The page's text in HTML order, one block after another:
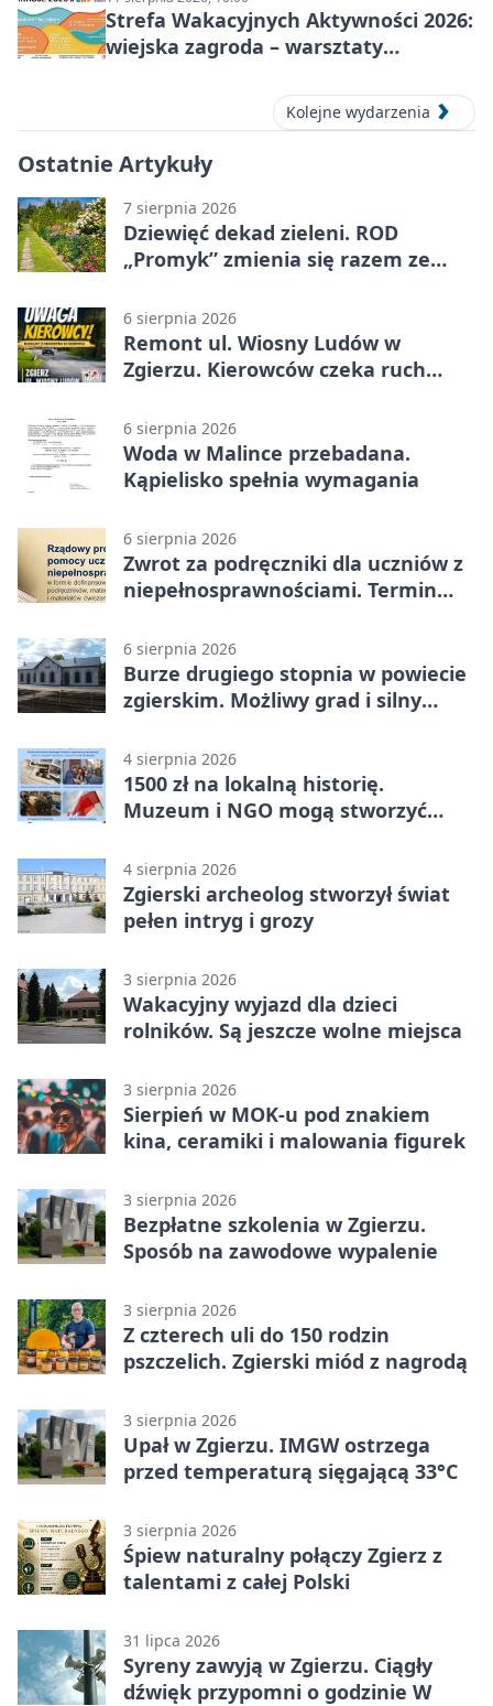
Strefa Wakacyjnych Aktywności 2026:
wiejska zagroda – warsztaty
Kolejne wydarzenia
Ostatnie Artykuły
7 sierpnia 2026
Dziewięć dekad zieleni. ROD
„Promyk” zmienia się razem ze
6 sierpnia 2026
Remont ul. Wiosny Ludów w
Zgierzu. Kierowców czeka ruch
6 sierpnia 2026
Woda w Malince przebadana.
Kąpielisko spełnia wymagania
6 sierpnia 2026
Zwrot za podręczniki dla uczniów z
niepełnosprawnościami. Termin
6 sierpnia 2026
Burze drugiego stopnia w powiecie
zgierskim. Możliwy grad i silny
4 sierpnia 2026
1500 zł na lokalną historię.
Muzeum i NGO mogą stworzyć
4 sierpnia 2026
Zgierski archeolog stworzył świat
pełen intryg i grozy
3 sierpnia 2026
Wakacyjny wyjazd dla dzieci
rolników. Są jeszcze wolne miejsca
3 sierpnia 2026
Sierpień w MOK-u pod znakiem
kina, ceramiki i malowania figurek
3 sierpnia 2026
Bezpłatne szkolenia w Zgierzu.
Sposób na zawodowe wypalenie
3 sierpnia 2026
Z czterech uli do 150 rodzin
pszczelich. Zgierski miód z nagrodą
3 sierpnia 2026
Upał w Zgierzu. IMGW ostrzega
przed temperaturą sięgającą 33°C
3 sierpnia 2026
Śpiew naturalny połączy Zgierz z
talentami z całej Polski
31 lipca 2026
Syreny zawyją w Zgierzu. Ciągły
dźwięk przypomni o godzinie W